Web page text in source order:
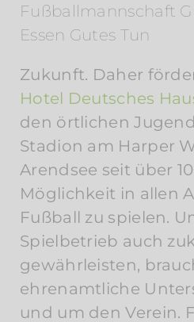
Fußballmannschaft
Essen Gutes Tun
Zukunft. Daher
Hotel Deutsches
den örtlichen
Stadion am Harper
Arendsee seit über
Möglichkeit in allen
Fußball zu spielen.
Spielbetrieb auch
gewährleisten,
ehrenamtliche
und um den Verein.